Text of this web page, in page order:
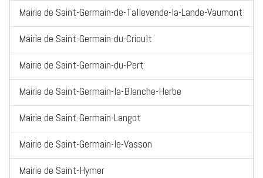
Mairie de Saint-Germain-de-Tallevende-la-Lande-Vaumont
Mairie de Saint-Germain-du-Crioult
Mairie de Saint-Germain-du-Pert
Mairie de Saint-Germain-la-Blanche-Herbe
Mairie de Saint-Germain-Langot
Mairie de Saint-Germain-le-Vasson
Mairie de Saint-Hymer